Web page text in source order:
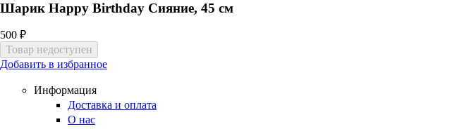
Шарик Happy Birthday Сияние, 45 см
500 ₽
Добавить в избранное
Информация
Доставка и оплата
О нас